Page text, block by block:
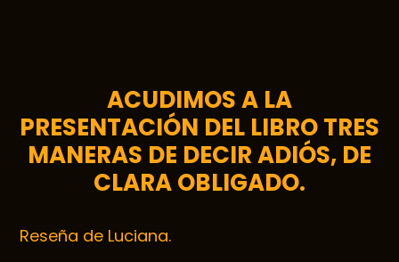
ACUDIMOS A LA
PRESENTACIÓN DEL LIBRO TRES
MANERAS DE DECIR ADIÓS, DE
CLARA OBLIGADO.
Reseña de Luciana.